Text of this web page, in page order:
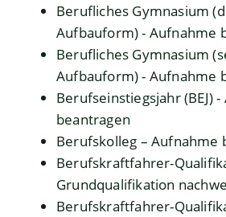
Berufliches Gymnasium
Aufbauform) - Aufnahme
Berufliches Gymnasium
Aufbauform) - Aufnahme
Berufseinstiegsjahr (BEJ)
beantragen
Berufskolleg – Aufnahme
Berufskraftfahrer-
Grundqualifikation
Berufskraftfahrer-